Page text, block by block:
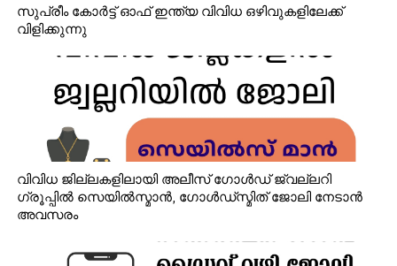
സുപ്രീം കോർട്ട് ഓഫ് ഇന്ത്യ വിവിധ ഒഴിവുകളിലേക്ക്
വിളിക്കുന്നു
വിവിധ ജില്ലകളിലായി അലീസ് ഗോൾഡ് ജ്വല്ലറി
ഗ്രൂപ്പിൽ സെയിൽസ്മാൻ, ഗോൾഡ്‌സ്മിത് ജോലി നേടാൻ
അവസരം